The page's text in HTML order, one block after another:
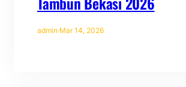
admin·Mar 14, 2026